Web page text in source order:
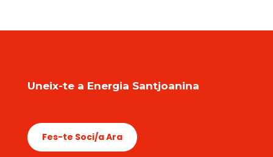
Uneix-te a Energia Santjoanina
Fes-te Soci/a Ara